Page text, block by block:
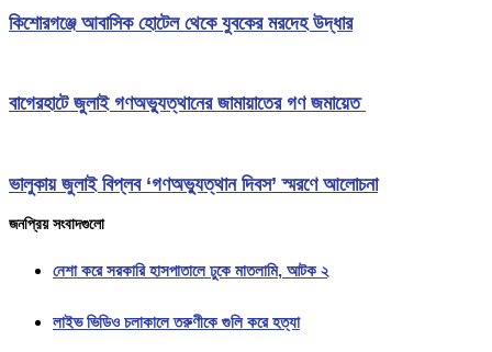
কিশোরগঞ্জে আবাসিক হোটেল থেকে যুবকের মরদেহ উদ্ধার
বাগেরহাটে জুলাই গণঅভ্যুত্থানের জামায়াতের গণ জমায়েত
ভালুকায় জুলাই বিপ্লব ‘গণঅভ্যুত্থান দিবস’ স্মরণে আলোচনা
জনপ্রিয় সংবাদগুলো
নেশা করে সরকারি হাসপাতালে ঢুকে মাতলামি, আটক ২
লাইভ ভিডিও চলাকালে তরুণীকে গুলি করে হত্যা